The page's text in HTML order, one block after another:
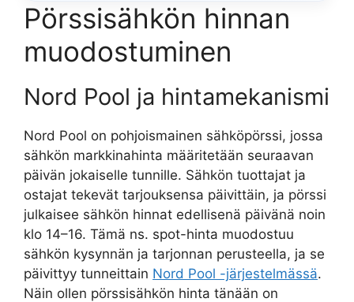
Pörssisähkön hinnan
muodostuminen
Nord Pool ja hintamekanismi
Nord Pool on pohjoismainen sähköpörssi, jossa
sähkön markkinahinta määritetään seuraavan
päivän jokaiselle tunnille. Sähkön tuottajat ja
ostajat tekevät tarjouksensa päivittäin, ja pörssi
julkaisee sähkön hinnat edellisenä päivänä noin
klo 14–16. Tämä ns. spot-hinta muodostuu
sähkön kysynnän ja tarjonnan perusteella, ja se
päivittyy tunneittain Nord Pool -järjestelmässä.
Näin ollen pörssisähkön hinta tänään on